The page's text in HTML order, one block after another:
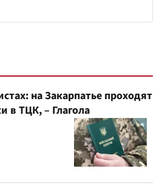
на Закарпатье проходят
в ТЦК, – Глагола